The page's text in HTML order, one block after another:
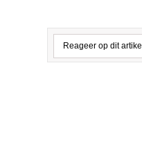
Reageer op dit artikel